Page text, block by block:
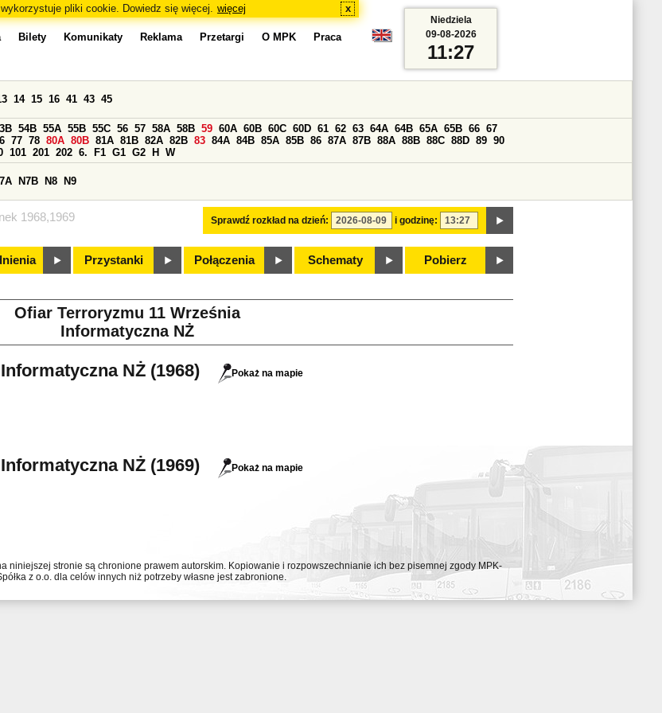
pliki cookie. Dowiedz się więcej. więcej x
1968,1969
Bilety Komunikaty Reklama Przetargi O MPK Praca
Sprawdź rozkład na dzień: i godzinę:
14 15 16 41 43 45
54B 55A 55B 55C 56 57 58A 58B 59 60A 60B 60C 60D 61 62 63 64A 64B 65A 65B 66 67
77 78 80A 80B 81A 81B 82A 82B 83 84A 84B 85A 85B 86 87A 87B 88A 88B 88C 88D 89 90
101 201 202 6. F1 G1 G2 H W
N7B N8 N9
Przystanki Połączenia Schematy Pobierz
Niedziela
09-08-2026
11:27
Ofiar Terroryzmu 11 Września
Informatyczna NŻ
NŻ (1968) Pokaż na mapie
NŻ (1969) Pokaż na mapie
niniejszej stronie są chronione prawem autorskim. Kopiowanie i rozpowszechnianie ich bez pisemnej zgody MPK-
z o.o. dla celów innych niż potrzeby własne jest zabronione.